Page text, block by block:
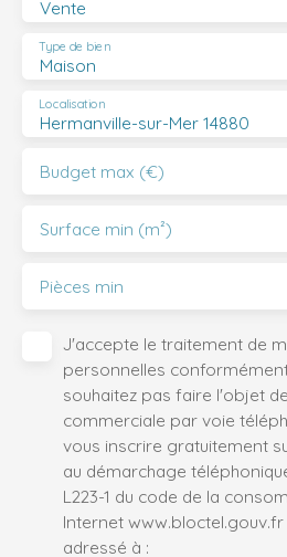
Vente
Maison
Type de bien
Hermanville-sur-Mer 14880
Localisation
Budget max (€)
Surface min (m²)
Pièces min
J'accepte le traitement de
personnelles conformément
souhaitez pas faire l'objet
commerciale par voie
vous inscrire gratuitement
au démarchage
L223-1 du code de la
Internet
adressé à :